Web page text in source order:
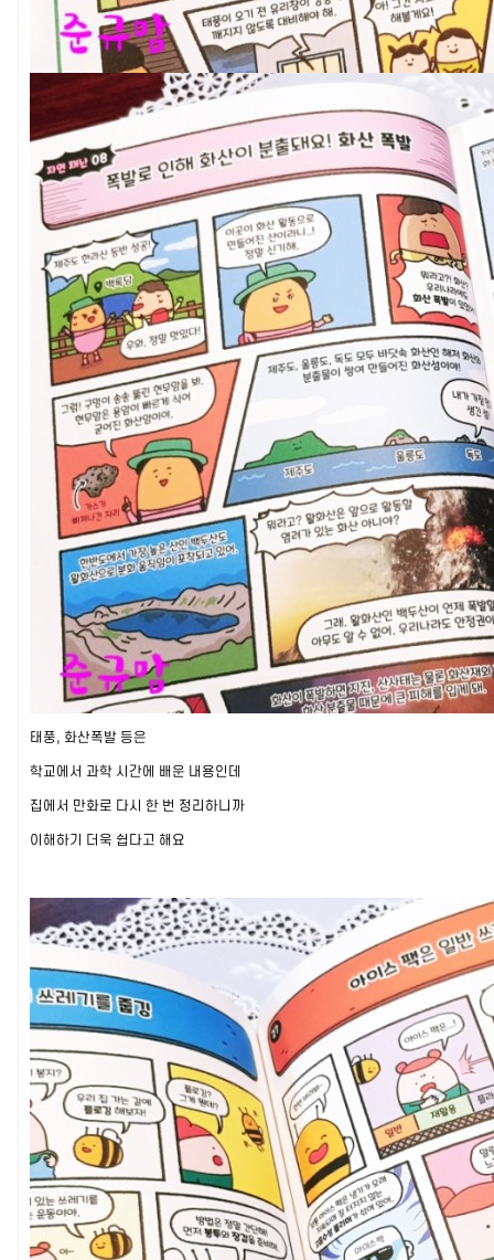
태풍, 화산폭발 등은
학교에서 과학 시간에 배운 내용인데
집에서 만화로 다시 한 번 정리하니까
이해하기 더욱 쉽다고 해요